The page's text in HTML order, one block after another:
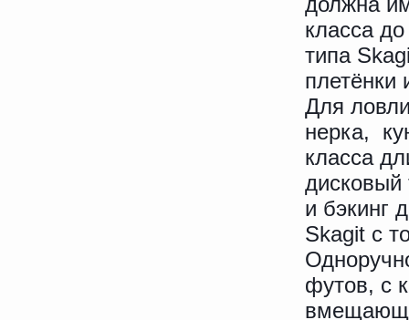
класса
типа
плетёнки
Для
нерка,
класса
и бэкинг
Skagit с
футов, с